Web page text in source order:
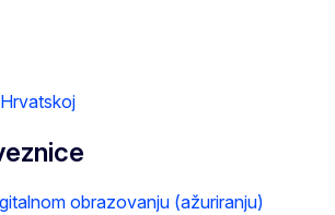
obrazovanju (ažuriranju)